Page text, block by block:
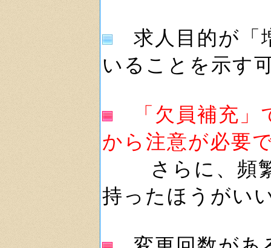
求人目的が「
いることを示す
「欠員補充
から注意が必要
さらに、頻繁
持ったほうがい